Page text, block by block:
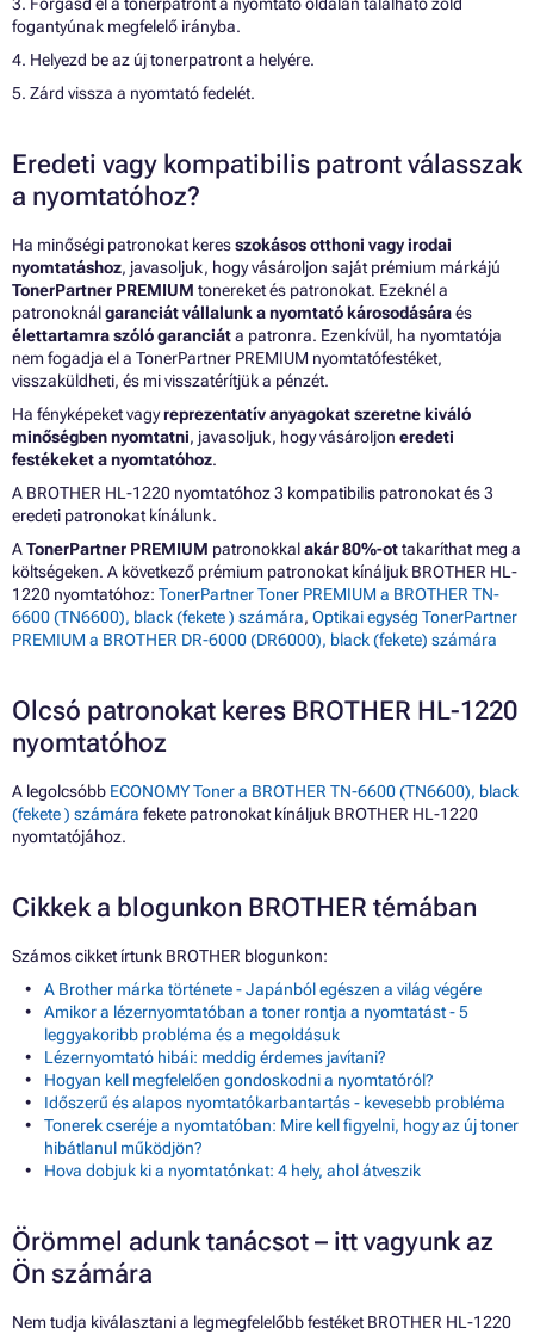
fogantyúnak megfelelő irányba.
4. Helyezd be az új tonerpatront a helyére.
5. Zárd vissza a nyomtató fedelét.
Eredeti vagy kompatibilis patront válasszak
a nyomtatóhoz?
Ha minőségi patronokat keresszokásos otthoni vagy irodai
nyomtatáshoz, javasoljuk, hogy vásároljon saját prémium márkájú
TonerPartner PREMIUM tonereket és patronokat. Ezeknél a
patronoknálgaranciát vállalunk a nyomtató károsodásáraés
élettartamra szóló garanciáta patronra. Ezenkívül, ha nyomtatója
nem fogadja el a TonerPartner PREMIUM nyomtatófestéket,
visszaküldheti, és mi visszatérítjük a pénzét.
Ha fényképeket vagyreprezentatív anyagokat szeretne kiváló
minőségben nyomtatni, javasoljuk, hogy vásároljon eredeti
festékeket a nyomtatóhoz.
A BROTHER HL-1220 nyomtatóhoz 3 kompatibilis patronokat és 3
eredeti patronokat kínálunk.
ATonerPartner PREMIUM patronokkalakár 80%-ottakaríthat meg a
költségeken. A következő prémium patronokat kínáljuk BROTHER HL-
1220 nyomtatóhoz: TonerPartner Toner PREMIUM a BROTHER TN-
6600 (TN6600), black (fekete ) számára, Optikai egység TonerPartner
PREMIUM a BROTHER DR-6000 (DR6000), black (fekete) számára
Olcsó patronokat keres BROTHER HL-1220
nyomtatóhoz
A legolcsóbb ECONOMY Toner a BROTHER TN-6600 (TN6600), black
(fekete ) számára fekete patronokat kínáljuk BROTHER HL-1220
nyomtatójához.
Cikkek a blogunkon BROTHER témában
Számos cikket írtunk BROTHER blogunkon:
A Brother márka története - Japánból egészen a világ végére
Amikor a lézernyomtatóban a toner rontja a nyomtatást - 5
leggyakoribb probléma és a megoldásuk
Lézernyomtató hibái: meddig érdemes javítani?
Hogyan kell megfelelően gondoskodni a nyomtatóról?
Időszerű és alapos nyomtatókarbantartás - kevesebb probléma
Tonerek cseréje a nyomtatóban: Mire kell figyelni, hogy az új toner
hibátlanul működjön?
Hova dobjuk ki a nyomtatónkat: 4 hely, ahol átveszik
Örömmel adunk tanácsot – itt vagyunk az
Ön számára
Nem tudja kiválasztani a legmegfelelőbb festéket BROTHER HL-1220